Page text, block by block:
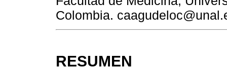
Colombia.
RESUMEN